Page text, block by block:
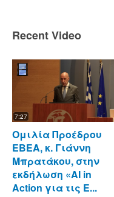
Recent Video
7:27
Ομιλία Προέδρου
ΕΒΕΑ, κ. Γιάννη
Μπρατάκου, στην
εκδήλωση «AI in
Action για τις Ε...